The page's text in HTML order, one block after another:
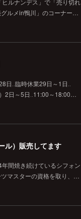
ルナンデス」で「売り切れ
ルメin鴨川」のコーナー…
日‥臨時休業29日～1日‥
2日～5日‥11:00～18:00…
ル）販売してます
間焼き続けているシフォン
マスターの資格を取り、…